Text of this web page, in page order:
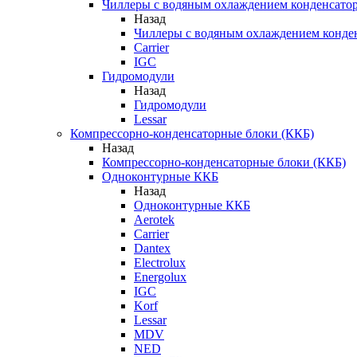
Чиллеры с водяным охлаждением
Назад
Чиллеры с водяным охлаждением
Carrier
IGC
Гидромодули
Назад
Гидромодули
Lessar
Компрессорно-конденсаторные блоки (ККБ)
Назад
Компрессорно-конденсаторные блоки (ККБ)
Одноконтурные ККБ
Назад
Одноконтурные ККБ
Aerotek
Carrier
Dantex
Electrolux
Energolux
IGC
Korf
Lessar
MDV
NED